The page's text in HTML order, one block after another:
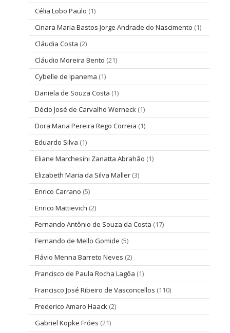
Célia Lobo Paulo (1)
Cinara Maria Bastos Jorge Andrade do Nascimento (1)
Cláudia Costa (2)
Cláudio Moreira Bento (21)
Cybelle de Ipanema (1)
Daniela de Souza Costa (1)
Décio José de Carvalho Werneck (1)
Dora Maria Pereira Rego Correia (1)
Eduardo Silva (1)
Eliane Marchesini Zanatta Abrahão (1)
Elizabeth Maria da Silva Maller (3)
Enrico Carrano (5)
Enrico Mattievich (2)
Fernando Antônio de Souza da Costa (17)
Fernando de Mello Gomide (5)
Flávio Menna Barreto Neves (2)
Francisco de Paula Rocha Lagôa (1)
Francisco José Ribeiro de Vasconcellos (110)
Frederico Amaro Haack (2)
Gabriel Kopke Fróes (21)